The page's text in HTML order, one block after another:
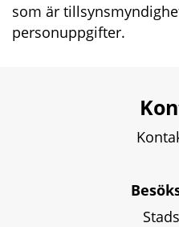
som är
personuppgifter.